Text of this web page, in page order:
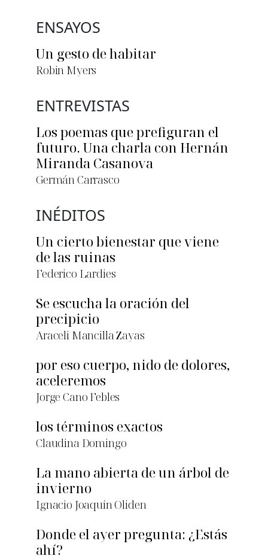
ENSAYOS
Un gesto de habitar
Robin Myers
ENTREVISTAS
Los poemas que prefiguran el
futuro. Una charla con Hernán
Miranda Casanova
Germán Carrasco
INÉDITOS
Un cierto bienestar que viene
de las ruinas
Federico Lardies
Se escucha la oración del
precipicio
Araceli Mancilla Zayas
por eso cuerpo, nido de dolores,
aceleremos
Jorge Cano Febles
los términos exactos
Claudina Domingo
La mano abierta de un árbol de
invierno
Ignacio Joaquín Oliden
Donde el ayer pregunta: ¿Estás
ahí?